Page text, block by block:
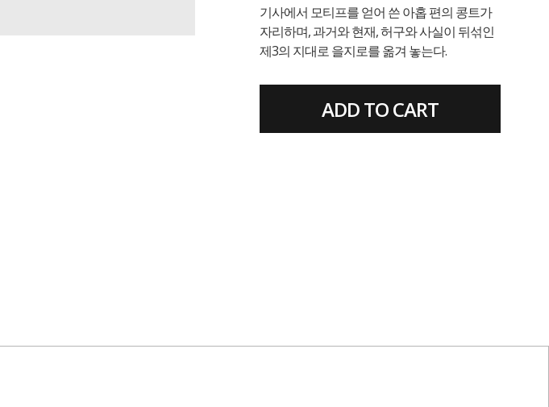
기사에서 모티프를 얻어 쓴 아홉 편의 콩트가
자리하며, 과거와 현재, 허구와 사실이 뒤섞인
제3의 지대로 을지로를 옮겨 놓는다.
ADD TO CART